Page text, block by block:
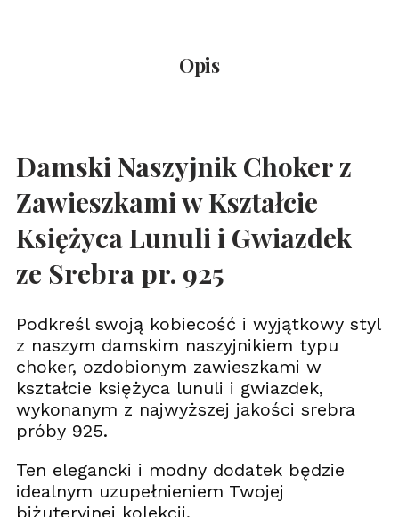
Opis
Damski Naszyjnik Choker z
Zawieszkami w Kształcie
Księżyca Lunuli i Gwiazdek
ze Srebra pr. 925
Podkreśl swoją kobiecość i wyjątkowy styl
z naszym damskim naszyjnikiem typu
choker, ozdobionym zawieszkami w
kształcie księżyca lunuli i gwiazdek,
wykonanym z najwyższej jakości srebra
próby 925.
Ten elegancki i modny dodatek będzie
idealnym uzupełnieniem Twojej
biżuteryjnej kolekcji.